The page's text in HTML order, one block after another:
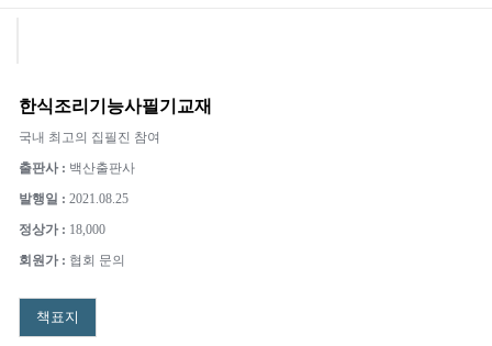
한식조리기능사필기교재
국내 최고의 집필진 참여
출판사 : 백산출판사
발행일 :2021.08.25
정상가 : 18,000
회원가 : 협회 문의
책표지